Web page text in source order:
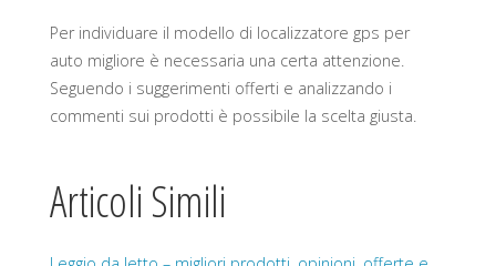
Per individuare il modello di localizzatore gps per
auto migliore è necessaria una certa attenzione.
Seguendo i suggerimenti offerti e analizzando i
commenti sui prodotti è possibile la scelta giusta.
Articoli Simili